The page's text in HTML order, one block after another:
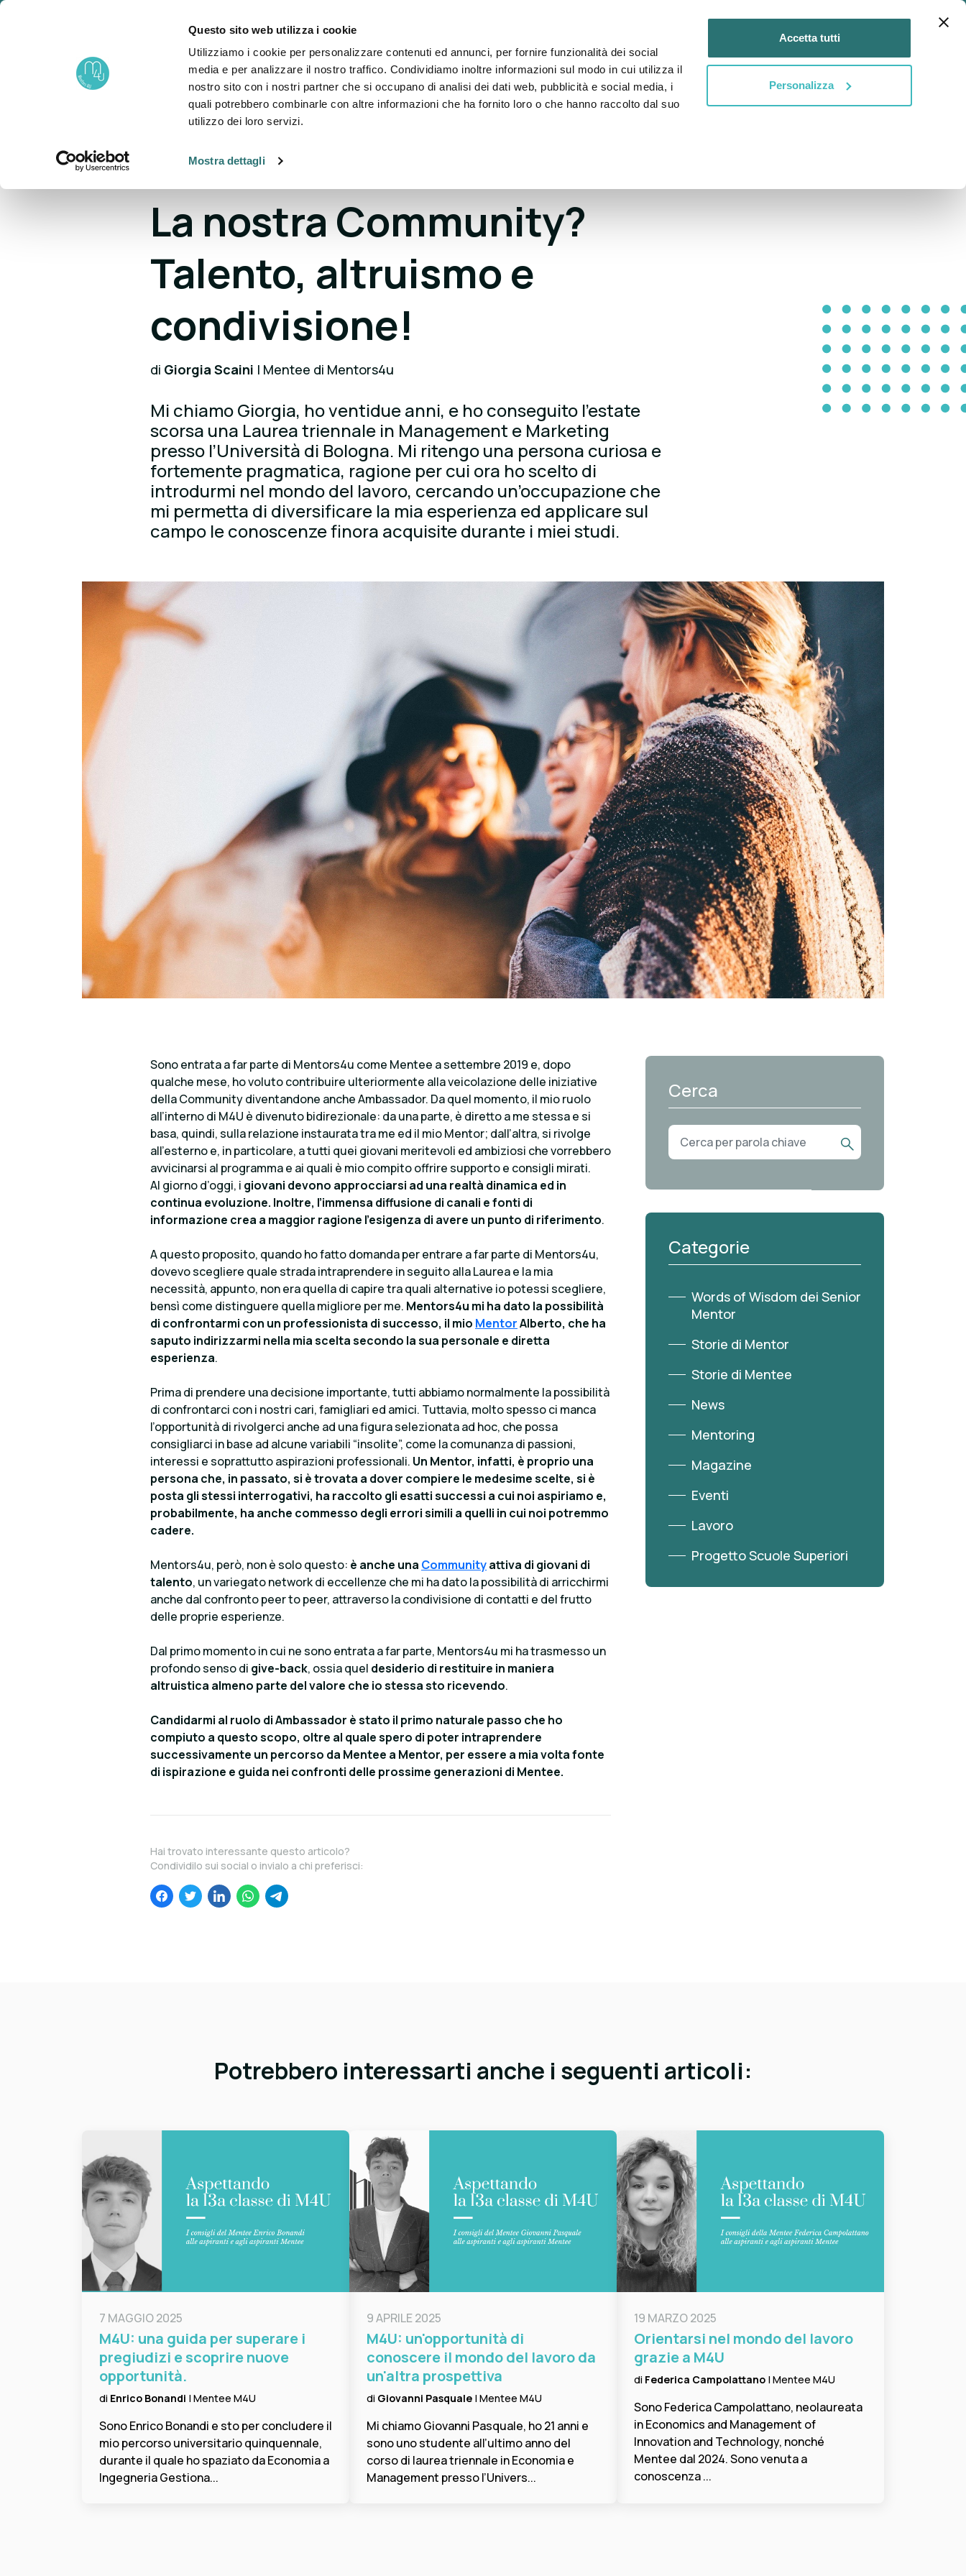
Questo sito web utilizza i cookie
Utilizziamo i cookie per personalizzare contenuti ed annunci, per fornire funzionalità dei social
media e per analizzare il nostro traffico. Condividiamo inoltre informazioni sul modo in cui utilizza il
nostro sito con i nostri partner che si occupano di analisi dei dati web, pubblicità e social media, i
quali potrebbero combinarle con altre informazioni che ha fornito loro o che hanno raccolto dal suo
utilizzo dei loro servizi.
Mostra dettagli
Accetta tutti
Personalizza
Login IT
un progetto di
Fondazione NOVA
About People Partner Blog Eventi Dona Contatti
DIVENTA
DIVENTA
La nostra Community?
Talento, altruismo e
condivisione!
di Giorgia Scaini | Mentee di Mentors4u
Mi chiamo Giorgia, ho ventidue anni, e ho conseguito l’estate
scorsa una Laurea triennale in Management e Marketing
presso l’Università di Bologna. Mi ritengo una persona curiosa e
fortemente pragmatica, ragione per cui ora ho scelto di
introdurmi nel mondo del lavoro, cercando un’occupazione che
mi permetta di diversificare la mia esperienza ed applicare sul
campo le conoscenze finora acquisite durante i miei studi.
Sono entrata a far parte di Mentors4u come Mentee a settembre 2019 e, dopo
qualche mese, ho voluto contribuire ulteriormente alla veicolazione delle iniziative
della Community diventandone anche Ambassador. Da quel momento, il mio ruolo
all’interno di M4U è divenuto bidirezionale: da una parte, è diretto a me stessa e si
basa, quindi, sulla relazione instaurata tra me ed il mio Mentor; dall’altra, si rivolge
all’esterno e, in particolare, a tutti quei giovani meritevoli ed ambiziosi che vorrebbero
avvicinarsi al programma e ai quali è mio compito offrire supporto e consigli mirati.
Al giorno d’oggi, i giovani devono approcciarsi ad una realtà dinamica ed in
continua evoluzione. Inoltre, l’immensa diffusione di canali e fonti di
informazione crea a maggior ragione l’esigenza di avere un punto di riferimento.
A questo proposito, quando ho fatto domanda per entrare a far parte di Mentors4u,
dovevo scegliere quale strada intraprendere in seguito alla Laurea e la mia
necessità, appunto, non era quella di capire tra quali alternative io potessi scegliere,
bensì come distinguere quella migliore per me. Mentors4u mi ha dato la possibilità
di confrontarmi con un professionista di successo, il mio MentorAlberto, che ha
saputo indirizzarmi nella mia scelta secondo la sua personale e diretta
esperienza.
Prima di prendere una decisione importante, tutti abbiamo normalmente la possibilità
di confrontarci con i nostri cari, famigliari ed amici. Tuttavia, molto spesso ci manca
l’opportunità di rivolgerci anche ad una figura selezionata ad hoc, che possa
consigliarci in base ad alcune variabili “insolite”, come la comunanza di passioni,
interessi e soprattutto aspirazioni professionali. Un Mentor, infatti, è proprio una
persona che, in passato, si è trovata a dover compiere le medesime scelte, si è
posta gli stessi interrogativi, ha raccolto gli esatti successi a cui noi aspiriamo e,
probabilmente, ha anche commesso degli errori simili a quelli in cui noi potremmo
cadere.
Mentors4u, però, non è solo questo: è anche una Communityattiva di giovani di
talento, un variegato network di eccellenze che mi ha dato la possibilità di arricchirmi
anche dal confronto peer to peer, attraverso la condivisione di contatti e del frutto
delle proprie esperienze.
Dal primo momento in cui ne sono entrata a far parte, Mentors4u mi ha trasmesso un
profondo senso di give-back, ossia quel desiderio di restituire in maniera
altruistica almeno parte del valore che io stessa sto ricevendo.
Candidarmi al ruolo di Ambassador è stato il primo naturale passo che ho
compiuto a questo scopo, oltre al quale spero di poter intraprendere
successivamente un percorso da Mentee a Mentor, per essere a mia volta fonte
di ispirazione e guida nei confronti delle prossime generazioni di Mentee.
Hai trovato interessante questo articolo?
Condividilo sui social o invialo a chi preferisci:
Cerca
Categorie
Words of Wisdom dei Senior
Mentor
Storie di Mentor
Storie di Mentee
News
Mentoring
Magazine
Eventi
Lavoro
Progetto Scuole Superiori
Potrebbero interessarti anche i seguenti articoli:
7 MAGGIO 2025
M4U: una guida per superare i
pregiudizi e scoprire nuove
opportunità.
di Enrico Bonandi | Mentee M4U
Sono Enrico Bonandi e sto per concludere il
mio percorso universitario quinquennale,
durante il quale ho spaziato da Economia a
Ingegneria Gestiona...
9 APRILE 2025
M4U: un'opportunità di
conoscere il mondo del lavoro da
un'altra prospettiva
di Giovanni Pasquale | Mentee M4U
Mi chiamo Giovanni Pasquale, ho 21 anni e
sono uno studente all’ultimo anno del
corso di laurea triennale in Economia e
Management presso l’Univers...
19 MARZO 2025
Orientarsi nel mondo del lavoro
grazie a M4U
di Federica Campolattano | Mentee M4U
Sono Federica Campolattano, neolaureata
in Economics and Management of
Innovation and Technology, nonché
Mentee dal 2024. Sono venuta a
conoscenza ...